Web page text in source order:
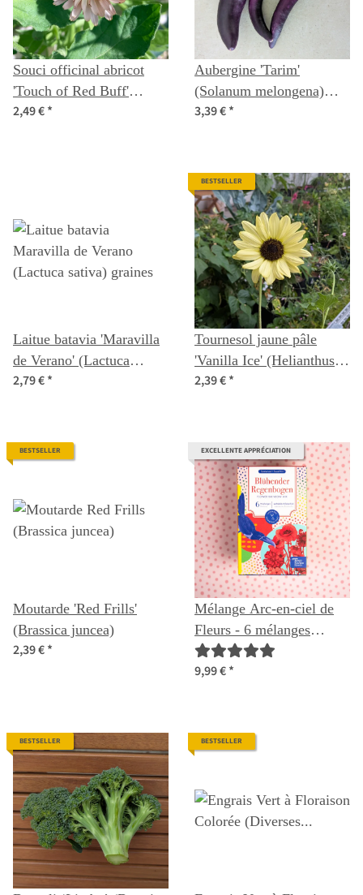
Souci officinal abricot
'Touch of Red Buff'
(Calendula officinalis)
2,49 €*
Aubergine 'Tarim'
(Solanum melongena)
semences biologiques
3,39 €*
Laitue batavia 'Maravilla
de Verano' (Lactuca
sativa) graines
2,79 €*
BESTSELLER
Tournesol jaune pâle
'Vanilla Ice' (Helianthus
debilis) graines
2,39 €*
BESTSELLER
Moutarde 'Red Frills'
(Brassica juncea)
2,39 €*
EXCELLENTE APPRÉCIATION
Mélange Arc-en-ciel de
Fleurs - 6 mélanges
pollinisés naturellement -
spectaculaires et colorés -
9,99 €*
BESTSELLER BESTSELLER